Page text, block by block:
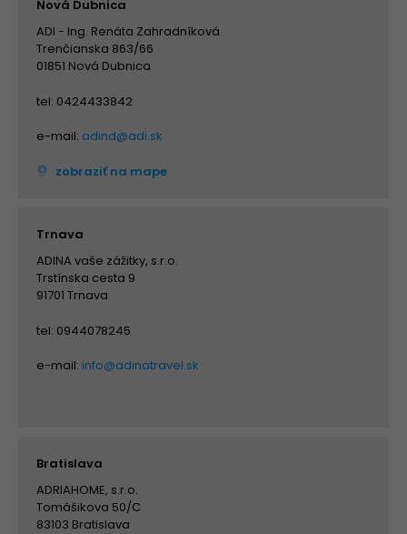
Nová Dubnica
ADI - Ing. Renáta Zahradníková
Trenčianska 863/66
01851 Nová Dubnica
tel: 0424433842
e-mail: adind@adi.sk
zobraziť na mape
Trnava
ADINA vaše zážitky, s.r.o.
Trstínska cesta 9
91701 Trnava
tel: 0944078245
e-mail: info@adinatravel.sk
Bratislava
ADRIAHOME, s.r.o.
Tomášikova 50/C
83103 Bratislava